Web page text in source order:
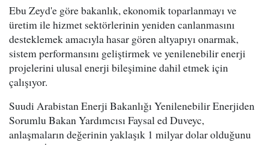
Ebu Zeyd'e göre bakanlık, ekonomik toparlanmayı ve
üretim ile hizmet sektörlerinin yeniden canlanmasını
desteklemek amacıyla hasar gören altyapıyı onarmak,
sistem performansını geliştirmek ve yenilenebilir enerji
projelerini ulusal enerji bileşimine dahil etmek için
çalışıyor.
Suudi Arabistan Enerji Bakanlığı Yenilenebilir Enerjiden
Sorumlu Bakan Yardımcısı Faysal ed Duveyc,
anlaşmaların değerinin yaklaşık 1 milyar dolar olduğunu